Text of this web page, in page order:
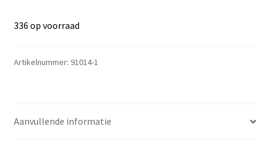
336 op voorraad
Artikelnummer: 91014-1
Aanvullende informatie